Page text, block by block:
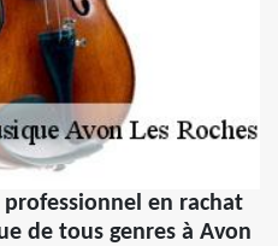
en rachat
de tous genres à Avon